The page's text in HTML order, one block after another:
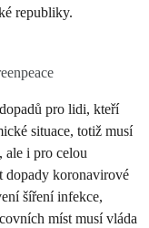
republiky.
pro lidi, kteří
situace, totiž musí
ale i pro celou
dopady koronavirové
šíření infekce,
míst musí vláda